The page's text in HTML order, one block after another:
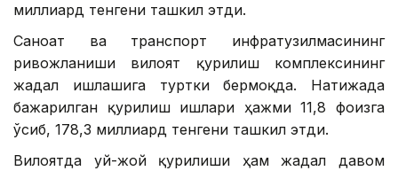
миллиард тенгени ташкил этди.
Саноат ва транспорт инфратузилмасининг
ривожланиши вилоят қурилиш комплексининг
жадал ишлашига туртки бермоқда. Натижада
бажарилган қурилиш ишлари ҳажми 11,8 фоизга
ўсиб, 178,3 миллиард тенгени ташкил этди.
Вилоятда уй-жой қурилиши ҳам жадал давом